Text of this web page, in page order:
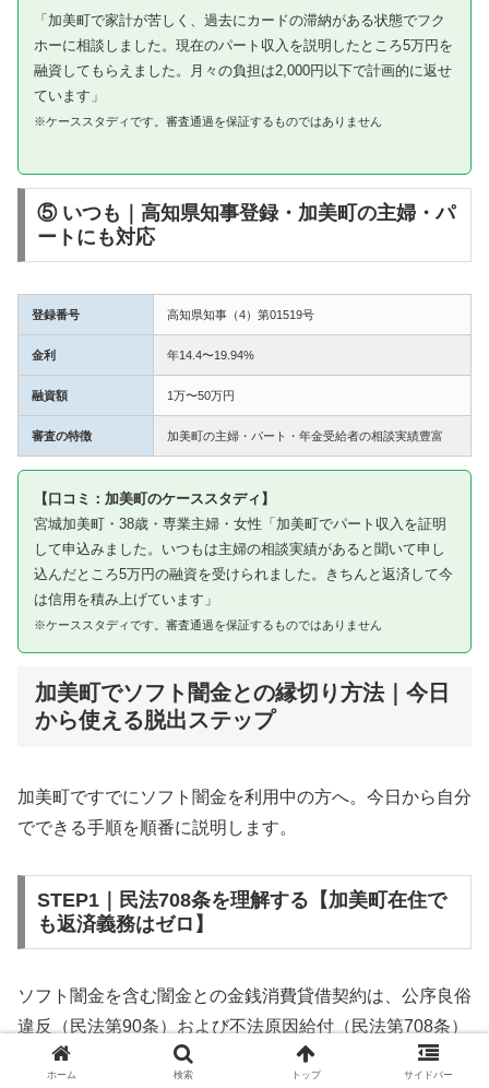
「加美町で家計が苦しく、過去にカードの滞納がある状態でフク
ホーに相談しました。現在のパート収入を説明したところ5万円を
融資してもらえました。月々の負担は2,000円以下で計画的に返せ
ています」
※ケーススタディです。審査通過を保証するものではありません
⑤ いつも｜高知県知事登録・加美町の主婦・パ
ートにも対応
登録番号 高知県知事（4）第01519号
金利 年14.4〜19.94%
融資額 1万〜50万円
審査の特徴 加美町の主婦・パート・年金受給者の相談実績豊富
【口コミ：加美町のケーススタディ】
宮城加美町・38歳・専業主婦・女性「加美町でパート収入を証明
して申込みました。いつもは主婦の相談実績があると聞いて申し
込んだところ5万円の融資を受けられました。きちんと返済して今
は信用を積み上げています」
※ケーススタディです。審査通過を保証するものではありません
加美町でソフト闇金との縁切り方法｜今日
から使える脱出ステップ
加美町ですでにソフト闇金を利用中の方へ。今日から自分
でできる手順を順番に説明します。
STEP1｜民法708条を理解する【加美町在住で
も返済義務はゼロ】
ソフト闇金を含む闇金との金銭消費貸借契約は、公序良俗
違反（民法第90条）および不法原因給付（民法第708条）
に該当するため、法的には無効です。加美町在住であって
ホーム 検索 トップ サイドバー